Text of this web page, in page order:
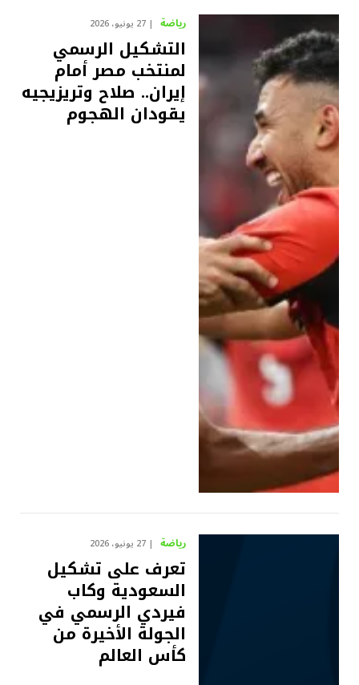
رياضة 27 يونيو، 2026
التشكيل الرسمي
لمنتخب مصر أمام
إيران.. صلاح وتريزيجيه
يقودان الهجوم
رياضة 27 يونيو، 2026
تعرف على تشكيل
السعودية وكاب
فيردي الرسمي في
الجولة الأخيرة من
كأس العالم